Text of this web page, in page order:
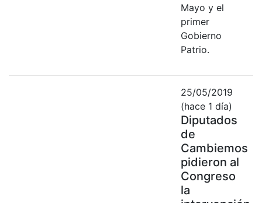
Mayo y el
primer
Gobierno
Patrio.
25/05/2019
(hace 1 día)
Diputados
de
Cambiemos
pidieron al
Congreso
la